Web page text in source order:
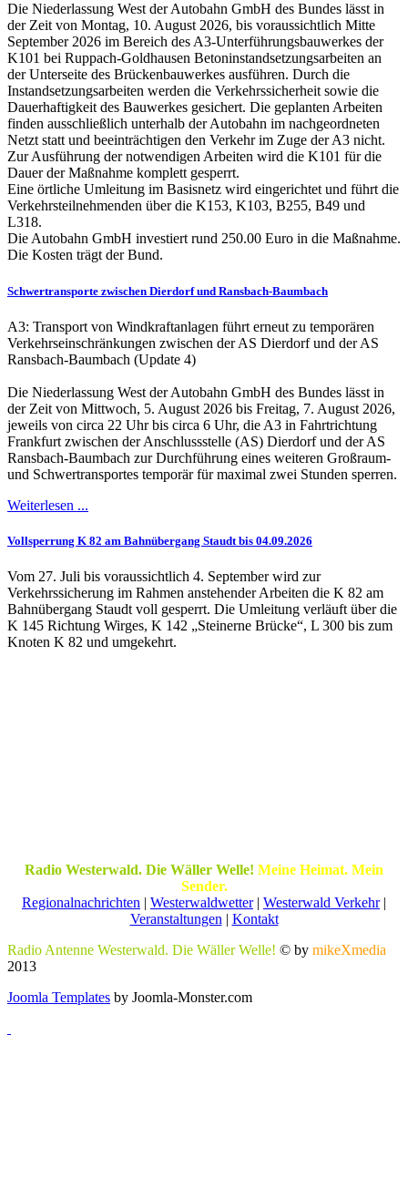
Die Niederlassung West der Autobahn GmbH des Bundes lässt in
der Zeit von Montag, 10. August 2026, bis voraussichtlich Mitte
September 2026 im Bereich des A3-Unterführungsbauwerkes der
K101 bei Ruppach-Goldhausen Betoninstandsetzungsarbeiten an
der Unterseite des Brückenbauwerkes ausführen. Durch die
Instandsetzungsarbeiten werden die Verkehrssicherheit sowie die
Dauerhaftigkeit des Bauwerkes gesichert. Die geplanten Arbeiten
finden ausschließlich unterhalb der Autobahn im nachgeordneten
Netzt statt und beeinträchtigen den Verkehr im Zuge der A3 nicht.
Zur Ausführung der notwendigen Arbeiten wird die K101 für die
Dauer der Maßnahme komplett gesperrt.
Eine örtliche Umleitung im Basisnetz wird eingerichtet und führt die
Verkehrsteilnehmenden über die K153, K103, B255, B49 und
L318.
Die Autobahn GmbH investiert rund 250.00 Euro in die Maßnahme.
Die Kosten trägt der Bund.
Schwertransporte zwischen Dierdorf und Ransbach-Baumbach
A3: Transport von Windkraftanlagen führt erneut zu temporären
Verkehrseinschränkungen zwischen der AS Dierdorf und der AS
Ransbach-Baumbach (Update 4)
Die Niederlassung West der Autobahn GmbH des Bundes lässt in
der Zeit von Mittwoch, 5. August 2026 bis Freitag, 7. August 2026,
jeweils von circa 22 Uhr bis circa 6 Uhr, die A3 in Fahrtrichtung
Frankfurt zwischen der Anschlussstelle (AS) Dierdorf und der AS
Ransbach-Baumbach zur Durchführung eines weiteren Großraum-
und Schwertransportes temporär für maximal zwei Stunden sperren.
Weiterlesen ...
Vollsperrung K 82 am Bahnübergang Staudt bis 04.09.2026
Vom 27. Juli bis voraussichtlich 4. September wird zur
Verkehrssicherung im Rahmen anstehender Arbeiten die K 82 am
Bahnübergang Staudt voll gesperrt. Die Umleitung verläuft über die
K 145 Richtung Wirges, K 142 „Steinerne Brücke“, L 300 bis zum
Knoten K 82 und umgekehrt.
Radio Westerwald. Die Wäller Welle! Meine Heimat. Mein
Sender.
Regionalnachrichten | Westerwaldwetter| Westerwald Verkehr|
Veranstaltungen | Kontakt
Radio Antenne Westerwald. Die Wäller Welle! © by mikeXmedia
2013
Joomla Templates by Joomla-Monster.com